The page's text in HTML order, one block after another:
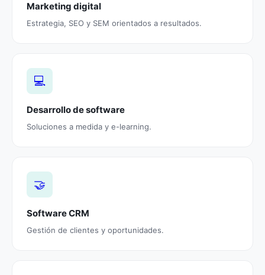
Marketing digital
Estrategia, SEO y SEM orientados a resultados.
💻
Desarrollo de software
Soluciones a medida y e-learning.
🤝
Software CRM
Gestión de clientes y oportunidades.